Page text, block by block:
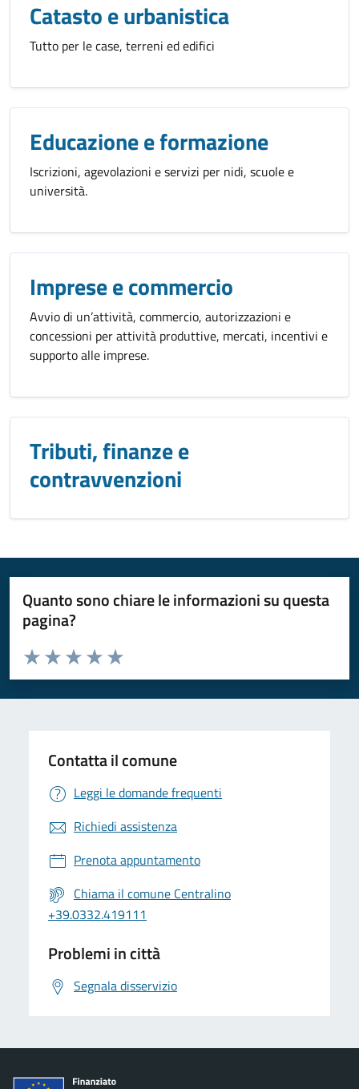
Catasto e urbanistica
Tutto per le case, terreni ed edifici
Educazione e formazione
Iscrizioni, agevolazioni e servizi per nidi, scuole e
università.
Imprese e commercio
Avvio di un’attività, commercio, autorizzazioni e
concessioni per attività produttive, mercati, incentivi e
supporto alle imprese.
Tributi, finanze e
contravvenzioni
Quanto sono chiare le informazioni su questa
pagina?
Valuta da 1 a 5 stelle la pagina
Valuta 5 stelle su 5
Valuta 4 stelle su 5
Valuta 3 stelle su 5
Valuta 2 stelle su 5
Valuta 1 stelle su 5
Contatta il comune
Leggi le domande frequenti
Richiedi assistenza
Prenota appuntamento
Chiama il comune Centralino
+39.0332.419111
Problemi in città
Segnala disservizio